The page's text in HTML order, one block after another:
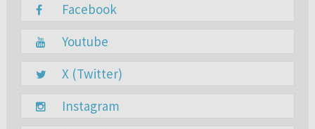
Facebook
Youtube
X (Twitter)
Instagram